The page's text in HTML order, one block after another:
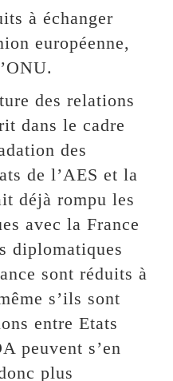
à échanger
européenne,
des relations
dans le cadre
des
de l’AES et la
déjà rompu les
avec la France
diplomatiques
sont réduits à
s’ils sont
entre Etats
peuvent s’en
plus